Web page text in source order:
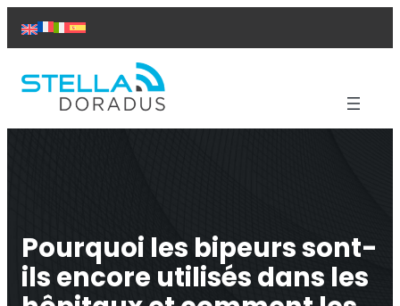
À propos de nous
Contact
Pourquoi les bipeurs sont-
ils encore utilisés dans les